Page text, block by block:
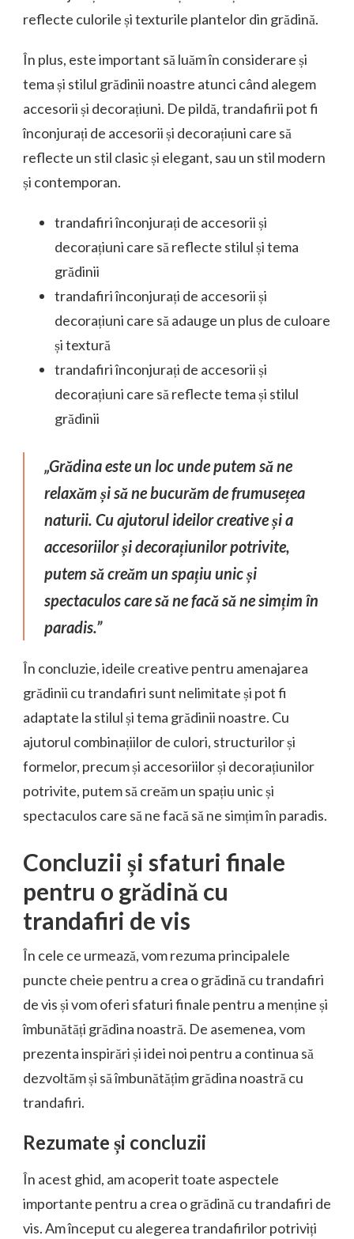
reflecte culorile și texturile plantelor din grădină.
În plus, este important să luăm în considerare și
tema și stilul grădinii noastre atunci când alegem
accesorii și decorațiuni. De pildă, trandafirii pot fi
înconjurați de accesorii și decorațiuni care să
reflecte un stil clasic și elegant, sau un stil modern
și contemporan.
trandafiri înconjurați de accesorii și
decorațiuni care să reflecte stilul și tema
grădinii
trandafiri înconjurați de accesorii și
decorațiuni care să adauge un plus de culoare
și textură
trandafiri înconjurați de accesorii și
decorațiuni care să reflecte tema și stilul
grădinii
„Grădina este un loc unde putem să ne
relaxăm și să ne bucurăm de frumusețea
naturii. Cu ajutorul ideilor creative și a
accesoriilor și decorațiunilor potrivite,
putem să creăm un spațiu unic și
spectaculos care să ne facă să ne simțim în
paradis.”
În concluzie, ideile creative pentru amenajarea
grădinii cu trandafiri sunt nelimitate și pot fi
adaptate la stilul și tema grădinii noastre. Cu
ajutorul combinațiilor de culori, structurilor și
formelor, precum și accesoriilor și decorațiunilor
potrivite, putem să creăm un spațiu unic și
spectaculos care să ne facă să ne simțim în paradis.
Concluzii și sfaturi finale
pentru o grădină cu
trandafiri de vis
În cele ce urmează, vom rezuma principalele
puncte cheie pentru a crea o grădină cu trandafiri
de vis și vom oferi sfaturi finale pentru a menține și
îmbunătăți grădina noastră. De asemenea, vom
prezenta inspirări și idei noi pentru a continua să
dezvoltăm și să îmbunătățim grădina noastră cu
trandafiri.
Rezumate și concluzii
În acest ghid, am acoperit toate aspectele
importante pentru a crea o grădină cu trandafiri de
vis. Am început cu alegerea trandafirilor potriviți